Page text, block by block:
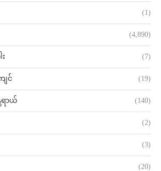
(1)
(4,890)
(7)
ျင် (19)
ရာယ် (140)
(2)
(3)
(20)